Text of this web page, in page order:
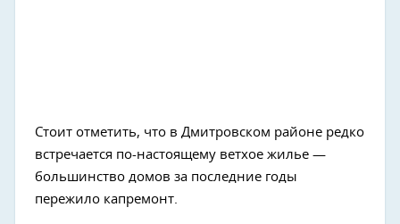
Стоит отметить, что в Дмитровском районе редко
встречается по-настоящему ветхое жилье —
большинство домов за последние годы
пережило капремонт.